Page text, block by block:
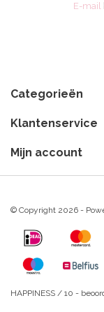
E-mail
Categorieën
Klantenservice
Mijn account
© Copyright 2026 -
HAPPINESS / 10 -